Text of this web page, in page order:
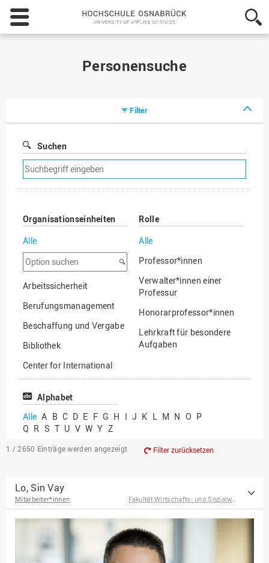
Hochschule
Osnabrück
-
Personensuche
Filter
Suchen
Suchfilter
entfernen
Organisationseinheiten
Alle
Option
suchen
Arbeitssicherheit
Berufungsmanagement
Beschaffung und Vergabe
Bibliothek
Center for International
Mobility
Center for International
Chancengerechtigkeit
eLearning Competence
EU-Büro
Fakultät
Agrarwissenschaften und
Landschaftsarchitektur
Fakultät
Ingenieurwissenschaften
Rolle
Alle
Professor*innen
Verwalter*innen einer
Professur
Honorarprofessor*innen
Lehrkraft für besondere
Aufgaben
Professor*innen im
Alphabet
Alle A B C D E F G H I J K L M N O P
Q R S T U V W Y Z
1 / 2650 Einträge werden angezeigt Filter zurücksetzen
Lo, Sin Vay
Mitarbeiter*innen